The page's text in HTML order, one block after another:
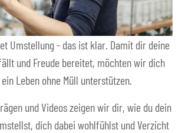
Umstellung - das ist klar. Damit dir deine
und Freude bereitet, möchten wir dich
Leben ohne Müll unterstützen.
und Videos zeigen wir dir, wie du dein
dich dabei wohlfühlst und Verzicht